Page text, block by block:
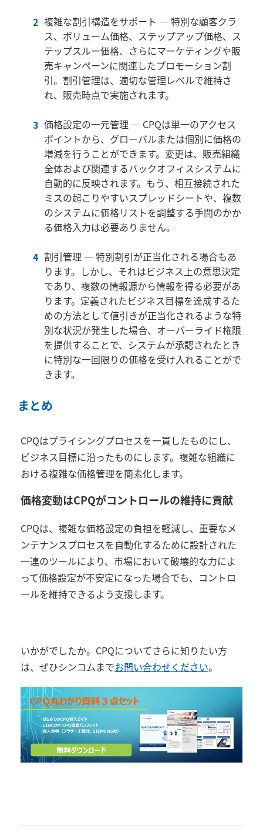
複雑な割引構造をサポート ― 特別な顧客クラ
ス、ボリューム価格、ステップアップ価格、ス
テップスルー価格、さらにマーケティングや販
売キャンペーンに関連したプロモーション割
引。割引管理は、適切な管理レベルで維持さ
れ、販売時点で実施されます。
価格設定の一元管理 ― CPQは単一のアクセス
ポイントから、グローバルまたは個別に価格の
増減を行うことができます。変更は、販売組織
全体および関連するバックオフィスシステムに
自動的に反映されます。もう、相互接続された
ミスの起こりやすいスプレッドシートや、複数
のシステムに価格リストを調整する手間のかか
る価格入力は必要ありません。
割引管理 ― 特別割引が正当化される場合もあ
ります。しかし、それはビジネス上の意思決定
であり、複数の情報源から情報を得る必要があ
ります。定義されたビジネス目標を達成するた
めの方法として値引きが正当化されるような特
別な状況が発生した場合、オーバーライド権限
を提供することで、システムが承認されたとき
に特別な一回限りの価格を受け入れることがで
きます。
まとめ
CPQはプライシングプロセスを一貫したものにし、
ビジネス目標に沿ったものにします。複雑な組織に
おける複雑な価格管理を簡素化します。
価格変動はCPQがコントロールの維持に貢献
CPQは、複雑な価格設定の負担を軽減し、重要なメ
ンテナンスプロセスを自動化するために設計された
一連のツールにより、市場において破壊的な力によ
って価格設定が不安定になった場合でも、コントロ
ールを維持できるよう支援します。
いかがでしたか。 CPQについてさらに知りたい方
は、ぜひシンコムまでお問い合わせください。